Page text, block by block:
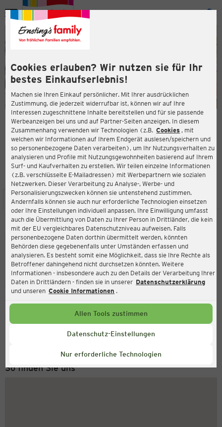
Cookies erlauben? Wir nutzen sie für Ihr
bestes Einkaufserlebnis!
Machen sie Ihren Einkauf persönlicher. Mit Ihrer ausdrücklichen
Zustimmung, die jederzeit widerrufbar ist, können wir auf Ihre
Interessen zugeschnittene Inhalte bereitstellen und für sie passende
Werbeanzeigen bei uns und auf Partner-Seiten anzeigen. In diesem
Zusammenhang verwenden wir Technologien (z.B. Cookies , mit
welchen wir Informationen auf Ihrem Endgerät auslesen/speichern und
so personenbezogene Daten verarbeiten), um Ihr Nutzungsverhalten zu
analysieren und Profile mit Nutzungsgewohnheiten basierend auf Ihrem
Surf- und Kaufverhalten zu erstellen. Wir teilen einzelne Informationen
(z.B. verschlüsselte E-Mailadressen) mit Werbepartnern wie sozialen
Netzwerken. Dieser Verarbeitung zu Analyse-, Werbe- und
Personalisierungszwecken können sie untenstehend zustimmen.
Andernfalls können sie auch nur erforderliche Technologien einsetzen
oder Ihre Einstellungen individuell anpassen. Ihre Einwilligung umfasst
auch die Übermittlung von Daten zu Ihrer Person in Drittländer, die kein
mit der EU vergleichbares Datenschutzniveau aufweisen. Falls
personenbezogene Daten dorthin übermittelt werden, könnten
Behörden diese gegebenenfalls unter Umständen erfassen und
analysieren. Es besteht somit eine Möglichkeit, dass sie Ihre Rechte als
Betroffener dahingehend nicht durchsetzen könnten. Weitere
Informationen - insbesondere auch zu den Details der Verarbeitung Ihrer
Daten in Drittländern - finden sie in unserer Datenschutzerklärung
und unseren Cookie Informationen .
Allen Tools zustimmen
Datenschutz-Einstellungen
Nur erforderliche Technologien
Menü
ERNSTING'S FAMILY FILIALE
Herzberger Landstraße 8
37520 Osterode am Harz
5,0
Bewertung:
STANDORT SERVICES SORTIMENT AKTIONEN
Ernsting's family
Herzberger Landstraße 8, 37520 Osterode am Harz
Aktuell:
Geschlossen
Service Hotline
+43 (0) 1 2675 502
So finden Sie uns